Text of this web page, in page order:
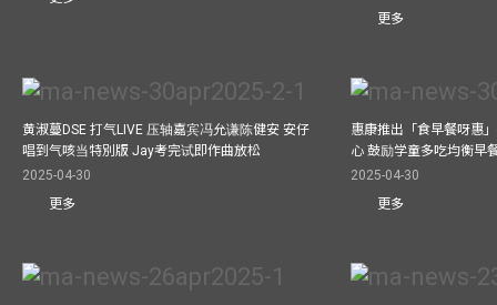
更多
黄淑蔓DSE 打气LIVE 压轴嘉宾冯允谦陈健安 安仔
唱到气咳当特別版 Jay考完试即作曲放松
2025-04-30
更多
惠康推出「食早餐呀惠
心 鼓励学童多吃均衡早
2025-04-30
更多